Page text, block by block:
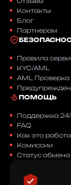
Контакты
Блог
Партнерам
Правила
KYC/AML
AML Проверка
ПОМОЩЬ
Поддержка
FAQ
Как это
Комиссии
Статус обмена